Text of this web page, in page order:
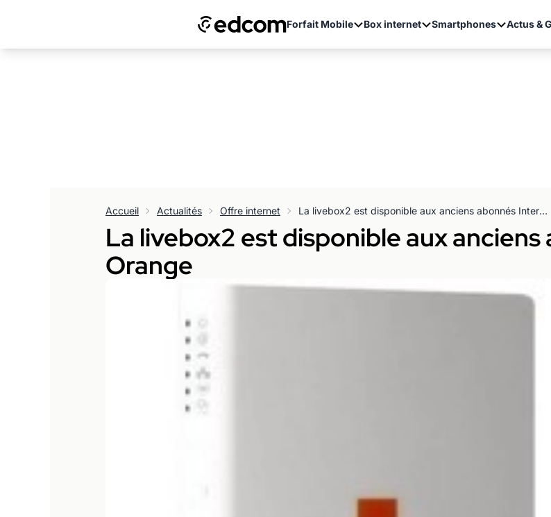
Forfait Mobile Box internet Smartphones Actus &
Accueil Actualités Offre internet La livebox2 est disponible aux anciens abonnés Internet Orange
La livebox2 est disponible aux
Orange